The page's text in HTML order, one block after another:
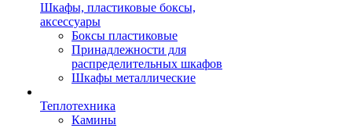
Шкафы, пластиковые боксы,
аксессуары
Боксы пластиковые
Принадлежности для
распределительных шкафов
Шкафы металлические
Теплотехника
Камины